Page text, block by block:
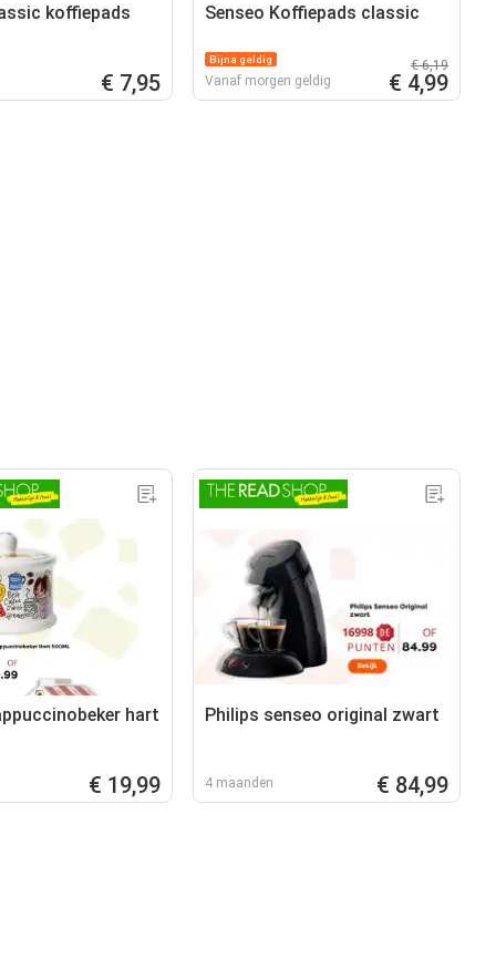
koffiepads
€ 7,95
Senseo Koffiepads classic
Bijna geldig
Vanaf morgen geldig
€ 6,19
€ 4,99
hart
€ 19,99
Philips senseo original zwart
4 maanden € 84,99